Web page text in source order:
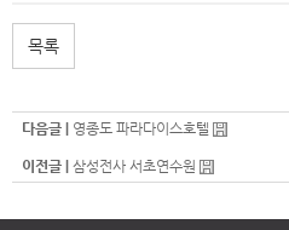
목록
다음글 | 영종도 파라다이스호텔
이전글 | 삼성전사 서초연수원